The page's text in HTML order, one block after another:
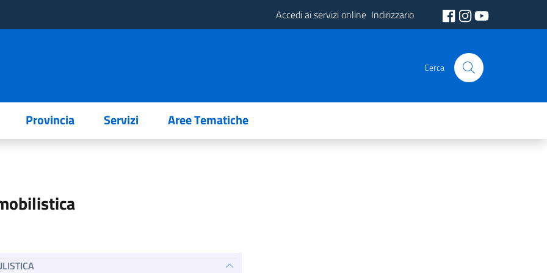
Accedi ai servizi online Indirizzario
Cerca
Provincia Servizi Aree Tematiche